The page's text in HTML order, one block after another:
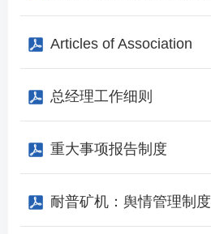
Articles of Association
总经理工作细则
重大事项报告制度
耐普矿机：舆情管理制度